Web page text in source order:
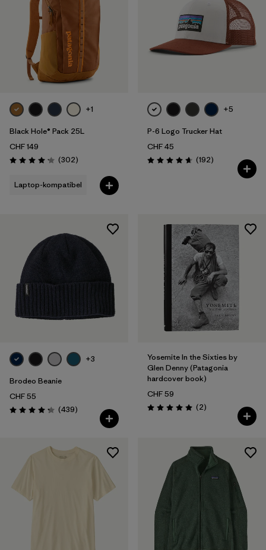
+1
Black Hole® Pack 25L
CHF 149
Bewertung: 4.2 / 5
(302Rezensionen
)
Laptop-kompatibel
+5
P-6 Logo Trucker Hat
CHF 45
Bewertung: 4.7 / 5
(192Rezensionen
)
+3
Brodeo Beanie
CHF 55
Bewertung: 4.3 / 5
(439Rezensionen
)
Yosemite In the Sixties by
Glen Denny (Patagonia
hardcover book)
CHF 59
Bewertung: 5.0 / 5
(2Rezensionen
)